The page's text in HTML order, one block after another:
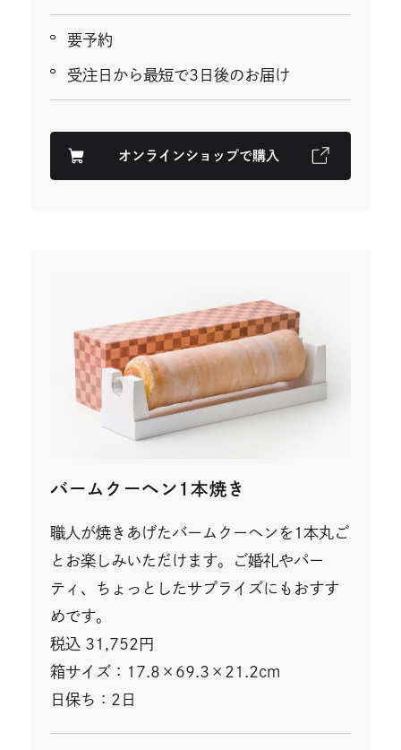
要予約
受注日から最短で3日後のお届け
外
部
ン
ド
ウ
で
開
き
ま
す
オンラインショップで購入
バームクーヘン1本焼き
職人が焼きあげたバームクーヘンを1本丸ご
とお楽しみいただけます。ご婚礼やパー
ティ、ちょっとしたサプライズにもおすす
めです。
税込 31,752円
箱サイズ：17.8×69.3×21.2cm
日保ち：2日